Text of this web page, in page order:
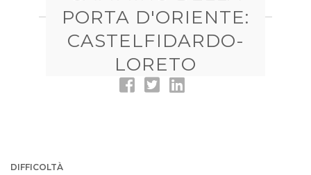
PORTA D'ORIENTE:
CASTELFIDARDO-
LORETO
DIFFICOLTÀ